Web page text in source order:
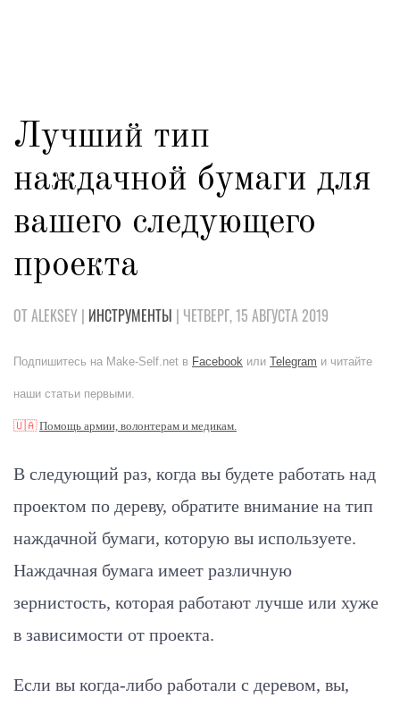
Лучший тип
наждачной бумаги для
вашего следующего
проекта
ОТ ALEKSEY | ИНСТРУМЕНТЫ | ЧЕТВЕРГ, 15 АВГУСТА 2019
Подпишитесь на Make-Self.net в Facebook или Telegram и читайте
наши статьи первыми.
🇺🇦Помощь армии, волонтерам и медикам.
В следующий раз, когда вы будете работать над
проектом по дереву, обратите внимание на тип
наждачной бумаги, которую вы используете.
Наждачная бумага имеет различную
зернистость, которая работают лучше или хуже
в зависимости от проекта.
Если вы когда-либо работали с деревом, вы,